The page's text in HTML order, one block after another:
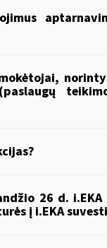
26 d.
į i.EKA